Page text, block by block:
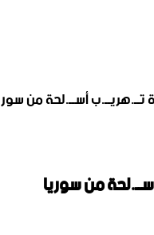
تــ.هريــ.ب أســ.لحة من
من سوريا